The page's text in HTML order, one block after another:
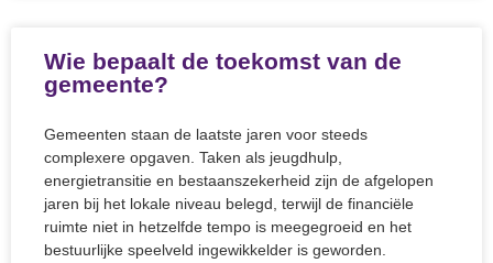
Wie bepaalt de toekomst van de
gemeente?
Gemeenten staan de laatste jaren voor steeds
complexere opgaven. Taken als jeugdhulp,
energietransitie en bestaanszekerheid zijn de afgelopen
jaren bij het lokale niveau belegd, terwijl de financiële
ruimte niet in hetzelfde tempo is meegegroeid en het
bestuurlijke speelveld ingewikkelder is geworden.